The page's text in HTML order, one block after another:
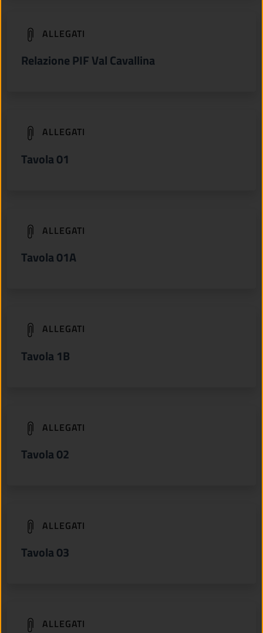
ALLEGATI
Relazione PIF Val Cavallina
(apre in un'altra scheda).
ALLEGATI
Tavola 01
(apre in un'altra scheda).
ALLEGATI
Tavola 01A
(apre in un'altra scheda).
ALLEGATI
Tavola 1B
(apre in un'altra scheda).
ALLEGATI
Tavola 02
(apre in un'altra scheda).
ALLEGATI
Tavola 03
(apre in un'altra scheda).
ALLEGATI
(apre in un'altra scheda).